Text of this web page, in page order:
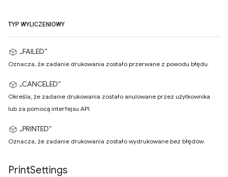
TYP WYLICZENIOWY
„FAILED”
Oznacza, że zadanie drukowania zostało przerwane z powodu błędu.
„CANCELED”
Określa, że zadanie drukowania zostało anulowane przez użytkownika
lub za pomocą interfejsu API.
„PRINTED”
Oznacza, że zadanie drukowania zostało wydrukowane bez błędów.
PrintSettings